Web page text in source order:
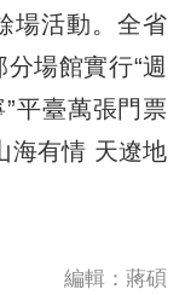
場活動。全省
場館實行“週
平臺萬張門票
海有情 天遼地
編輯：蔣碩